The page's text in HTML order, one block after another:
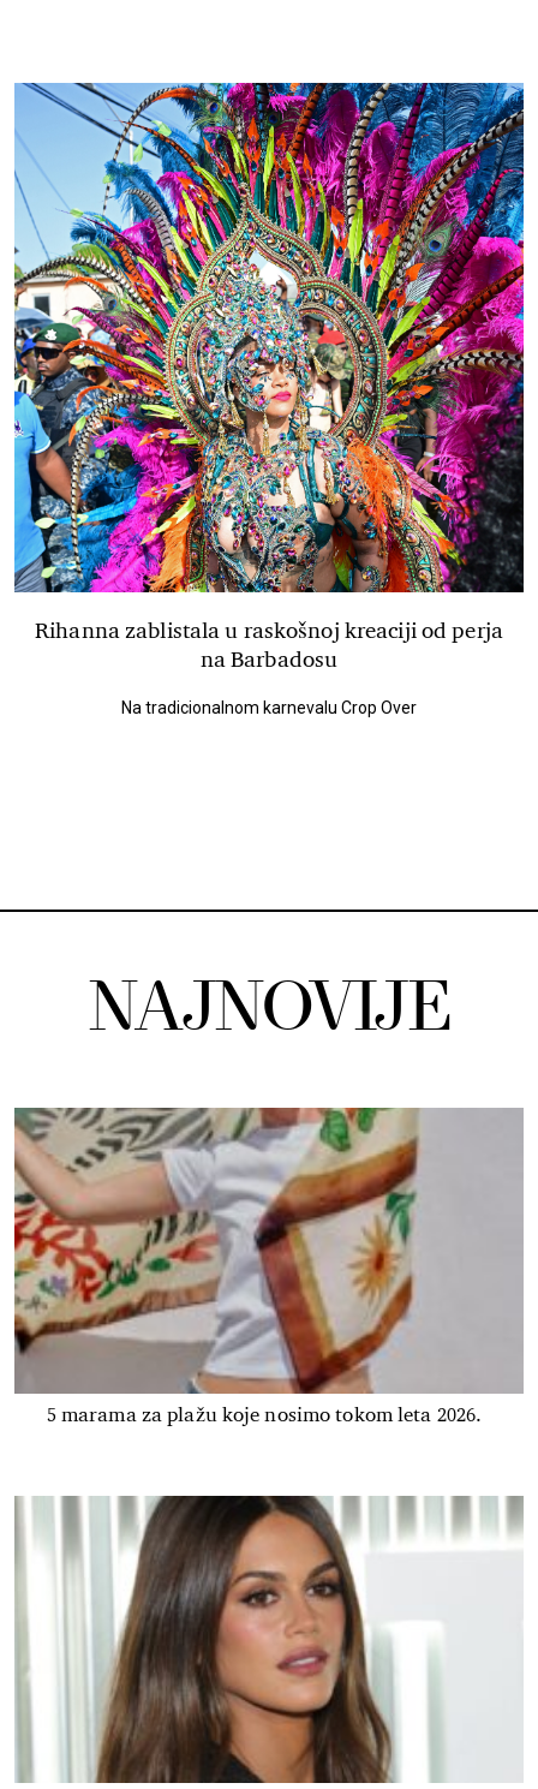
Rihanna zablistala u raskošnoj kreaciji od perja
na Barbadosu
Na tradicionalnom karnevalu Crop Over
NAJNOVIJE
5 marama za plažu koje nosimo tokom leta 2026.